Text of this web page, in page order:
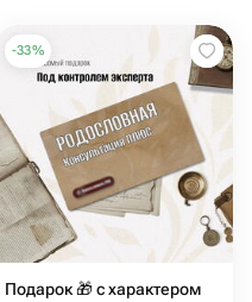
-33%
Подарок 🎁 с характером